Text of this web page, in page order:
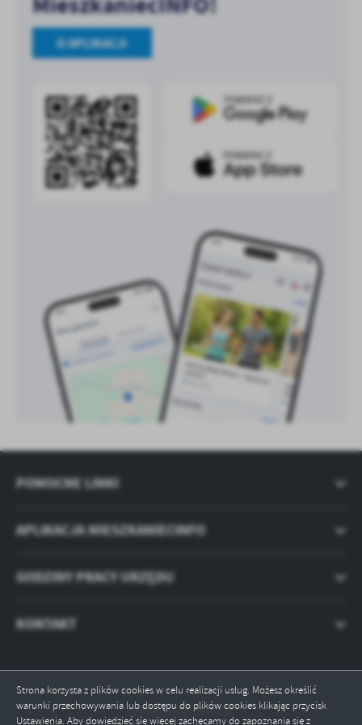
Strona korzysta z plików cookies w celu realizacji usług. Możesz określić
warunki przechowywania lub dostępu do plików cookies klikając przycisk
Ustawienia. Aby dowiedzieć się więcej zachęcamy do zapoznania się z
O APLIKACJI
POMOCNE LINKI
APLIKACJA MIESZKANIECINFO
GODZINY PRACY URZĘDU
KONTAKT
Odwiedzin: 517315